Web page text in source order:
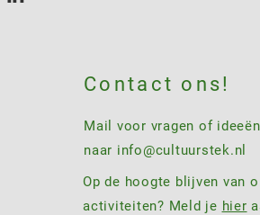
Contact ons!
Mail voor vragen of ideeën
naar info@cultuurstek.nl
Op de hoogte blijven van
activiteiten? Meld je hier